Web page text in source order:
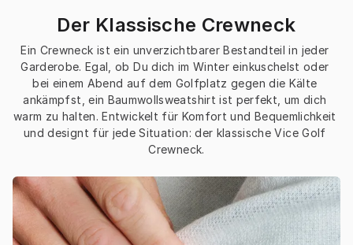
Der Klassische Crewneck
Ein Crewneck ist ein unverzichtbarer Bestandteil in jeder
Garderobe. Egal, ob Du dich im Winter einkuschelst oder
bei einem Abend auf dem Golfplatz gegen die Kälte
ankämpfst, ein Baumwollsweatshirt ist perfekt, um dich
warm zu halten. Entwickelt für Komfort und Bequemlichkeit
und designt für jede Situation: der klassische Vice Golf
Crewneck.